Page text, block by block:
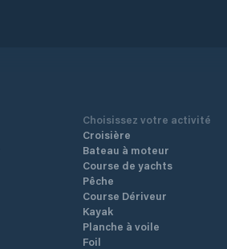
Choisissez votre activité
Croisière
Bateau à moteur
Course de yachts
Pêche
Course Dériveur
Kayak
Planche à voile
Foil